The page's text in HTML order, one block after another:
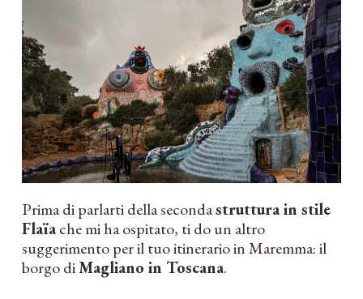
Prima di parlarti della secondastruttura in stile
Flaïache mi ha ospitato, ti do un altro
suggerimento per il tuo itinerario in Maremma: il
borgo diMagliano in Toscana.